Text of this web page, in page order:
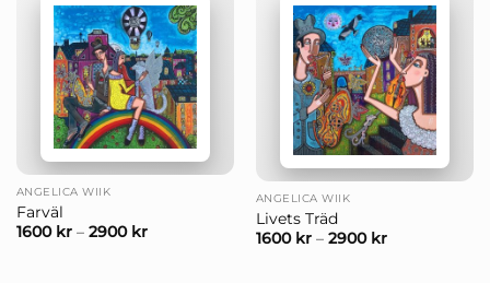
ANGELICA WIIK
Farväl
1600 kr– 2900 kr
ANGELICA WIIK
Livets Träd
1600 kr– 2900 kr